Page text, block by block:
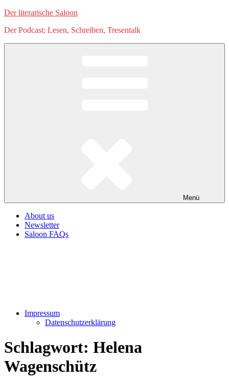
Zum
springen
Der literarische Saloon
Der Podcast: Lesen, Schreiben, Tresentalk
Menü
About us
Newsletter
Saloon FAQs
Impressum
Datenschutzerklärung
Schlagwort: Helena
Wagenschütz